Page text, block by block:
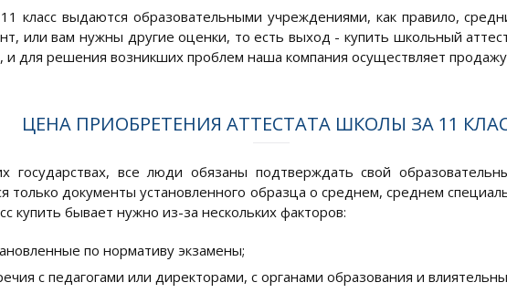
класс выдаются образовательными учреждениями, как правило,
или вам нужны другие оценки, то есть выход - купить школьный
для решения возникших проблем наша компания осуществляет
ЦЕНА ПРИОБРЕТЕНИЯ АТТЕСТАТА ШКОЛЫ ЗА 11
государствах, все люди обязаны подтверждать свой
только документы установленного образца о среднем, среднем
купить бывает нужно из-за нескольких факторов:
по нормативу экзамены;
с педагогами или директорами, с органами образования и